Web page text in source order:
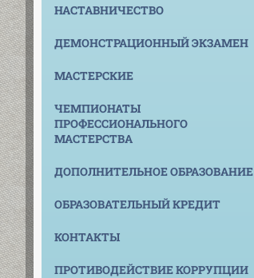
НАСТАВНИЧЕСТВО
ДЕМОНСТРАЦИОННЫЙ ЭКЗАМЕН
МАСТЕРСКИЕ
ЧЕМПИОНАТЫ
ПРОФЕССИОНАЛЬНОГО
МАСТЕРСТВА
ДОПОЛНИТЕЛЬНОЕ ОБРАЗОВАНИЕ
ОБРАЗОВАТЕЛЬНЫЙ КРЕДИТ
КОНТАКТЫ
ПРОТИВОДЕЙСТВИЕ КОРРУПЦИИ